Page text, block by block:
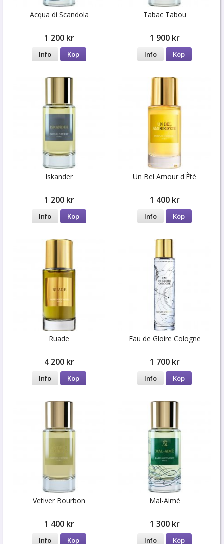
Acqua di Scandola
1 200 kr
Info Köp
Tabac Tabou
1 900 kr
Info Köp
Iskander
1 200 kr
Info Köp
Un Bel Amour d'Èté
1 400 kr
Info Köp
Ruade
4 200 kr
Info Köp
Eau de Gloire Cologne
1 700 kr
Info Köp
Vetiver Bourbon
1 400 kr
Info Köp
Mal-Aimé
1 300 kr
Info Köp